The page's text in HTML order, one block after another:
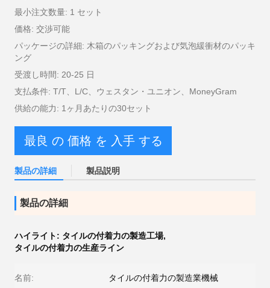
最小注文数量: 1 セット
価格: 交渉可能
パッケージの詳細: 木箱のパッキングおよび気泡緩衝材のパッキ
ング
受渡し時間: 20-25 日
支払条件: T/T、L/C、ウェスタン・ユニオン、MoneyGram
供給の能力: 1ヶ月あたりの30セット
最良 の 価格 を 入手 する
製品の詳細 製品説明
製品の詳細
ハイライト: タイルの付着力の製造工場,
タイルの付着力の生産ライン
名前: タイルの付着力の製造業機械